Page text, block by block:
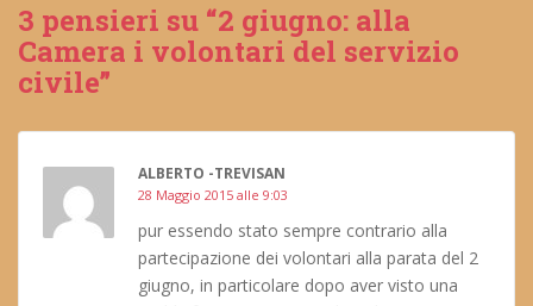
3 pensieri su “2 giugno: alla
Camera i volontari del servizio
civile”
ALBERTO -TREVISAN
28 Maggio 2015 alle 9:03
pur essendo stato sempre contrario alla
partecipazione dei volontari alla parata del 2
giugno, in particolare dopo aver visto una